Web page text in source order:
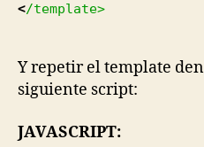
</template>
Y repetir el template
siguiente script:
JAVASCRIPT: